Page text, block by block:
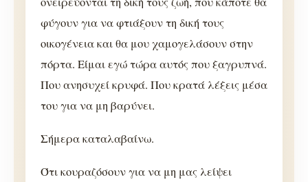
φύγουν για να φτιάξουν τη δική τους
οικογένεια και θα μου χαμογελάσουν στην
πόρτα. Είμαι εγώ τώρα αυτός που ξαγρυπνά.
Που ανησυχεί κρυφά. Που κρατά λέξεις μέσα
του για να μη βαρύνει.
Σήμερα καταλαβαίνω.
Ότι κουραζόσουν για να μη μας λείψει